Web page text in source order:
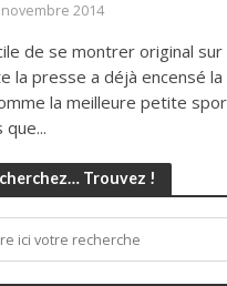
2014
de se montrer original sur
la presse a déjà encensé la
la meilleure petite
que...
Trouvez !